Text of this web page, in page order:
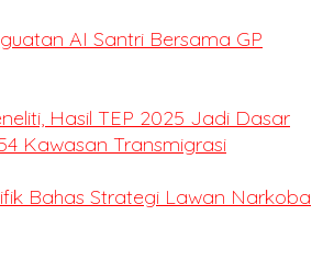
AI Santri Bersama GP
Hasil TEP 2025 Jadi Dasar
Kawasan Transmigrasi
Bahas Strategi Lawan Narkoba